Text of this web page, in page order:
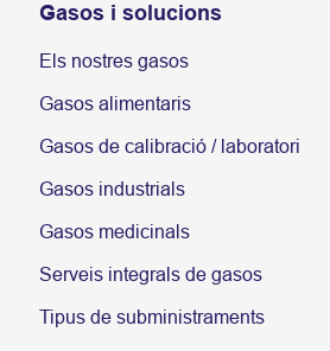
Gasos i solucions
Els nostres gasos
Gasos alimentaris
Gasos de calibració / laboratori
Gasos industrials
Gasos medicinals
Serveis integrals de gasos
Tipus de subministraments